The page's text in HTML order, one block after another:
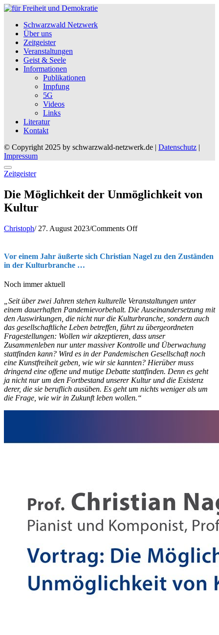
Schwarzwald Netzwerk
Über uns
Zeitgeister
Veranstaltungen
Geist & Seele
Informationen
Publikationen
Impfung
5G
Videos
Links
Literatur
Kontakt
© Copyright 2025 by schwarzwald-netzwerk.de | Datenschutz |
Impressum
Posted
Zeitgeister
Die Möglichkeit der Unmöglichkeit von
Kultur
Christoph/Posted
27. August 2023/Comments Off
Vor einem Jahr äußerte sich Christian Nagel zu den Zuständen
in der Kulturbranche …
Noch immer aktuell
„Seit über zwei Jahren stehen kulturelle Veranstaltungen unter
einem dauerhaften Pandemievorbehalt. Die Auseinandersetzung mit
den Auswirkungen, die nicht nur die Kulturbranche, sondern auch
das gesellschaftliche Leben betreffen, führt zu übergeordneten
Fragestellungen: Wollen wir akzeptieren, dass unser
Zusammenleben nur unter massiver Kontrolle und Überwachung
stattfinden kann? Wird es in der Pandemischen Gesellschaft noch
eine Kunstfreiheit geben, wie wir sie kannten? Hierüber muss
dringend eine offene und mutige Debatte stattfinden. Denn es geht
ja nicht nur um den Fortbestand unserer Kultur und die Existenz
derer, die sie beruflich ausüben. Es geht um nichts weniger als um
die Frage, wie wir in Zukunft leben wollen.“